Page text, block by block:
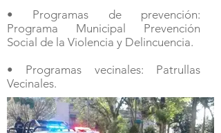
• Programas de prevención:
Programa Municipal Prevención
Social de la Violencia y Delincuencia.
• Programas vecinales: Patrullas
Vecinales.